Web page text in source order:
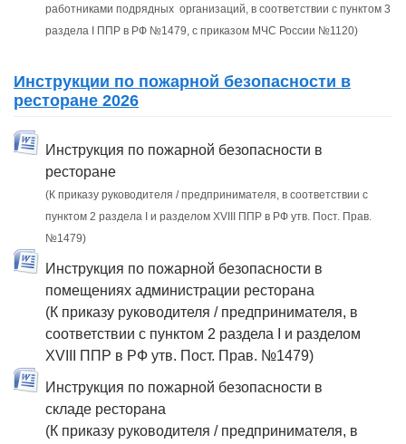
работниками подрядных организаций, в соответствии с пунктом 3
раздела I ППР в РФ №1479, с приказом МЧС России №1120)
Инструкции по пожарной безопасности в
ресторане 2026
Инструкция по пожарной безопасности в
ресторане
(К приказу руководителя / предпринимателя, в соответствии с
пунктом 2 раздела I и разделом XVIII ППР в РФ утв. Пост. Прав.
№1479)
Инструкция по пожарной безопасности в
помещениях администрации ресторана
(К приказу руководителя / предпринимателя, в
соответствии с пунктом 2 раздела I и разделом
XVIII ППР в РФ утв. Пост. Прав. №1479)
Инструкция по пожарной безопасности в
складе ресторана
(К приказу руководителя / предпринимателя, в